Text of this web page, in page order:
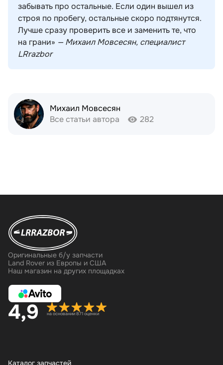
забывать про остальные. Если один вышел из
строя по пробегу, остальные скоро подтянутся.
Лучше сразу проверить все и заменить те, что
на грани» — Михаил Мовсесян, специалист
LRrazbor
Михаил Мовсесян
Все статьи автора
282
Оригинальные б/у запчасти
Land Rover из Европы и США
Наш магазин на других площадках
4,9 на основании 871 оценки
Каталог запчастей